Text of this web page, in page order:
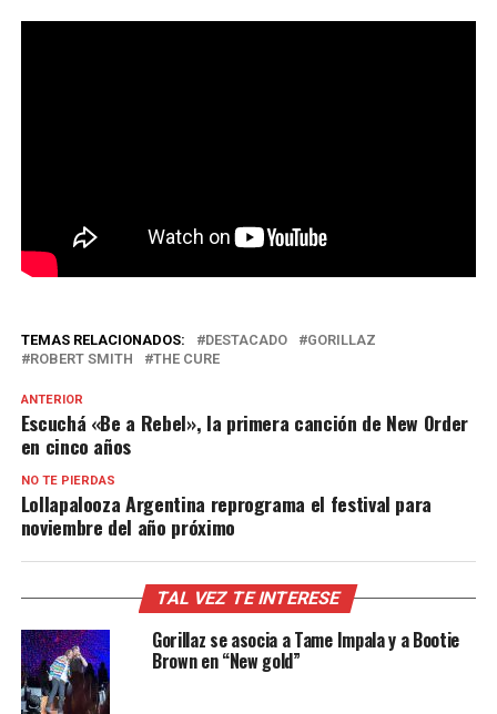
TEMAS RELACIONADOS: DESTACADO
GORILLAZ
ROBERT SMITH
THE CURE
ANTERIOR
Escuchá «Be a Rebel», la primera canción de New Order
en cinco años
NO TE PIERDAS
Lollapalooza Argentina reprograma el festival para
noviembre del año próximo
TAL VEZ TE INTERESE
Gorillaz se asocia a Tame Impala y a Bootie
Brown en “New gold”